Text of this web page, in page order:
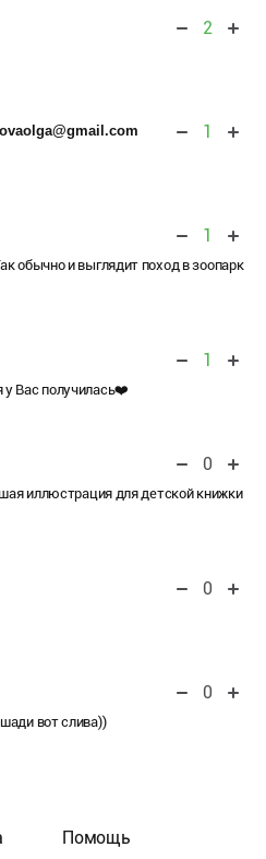
2
1
1
обычно и выглядит поход в зоопарк
1
у Вас получилась❤️
0
иллюстрация для детской книжки
0
0
вот слива))
Помощь